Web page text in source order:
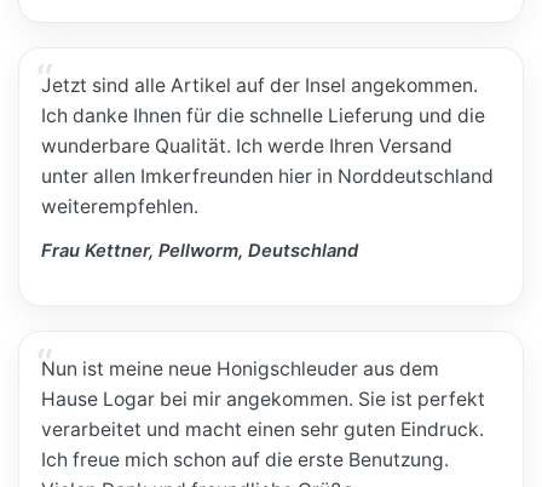
Jetzt sind alle Artikel auf der Insel angekommen.
Ich danke Ihnen für die schnelle Lieferung und die
wunderbare Qualität. Ich werde Ihren Versand
unter allen Imkerfreunden hier in Norddeutschland
weiterempfehlen.
Frau Kettner, Pellworm, Deutschland
Nun ist meine neue Honigschleuder aus dem
Hause Logar bei mir angekommen. Sie ist perfekt
verarbeitet und macht einen sehr guten Eindruck.
Ich freue mich schon auf die erste Benutzung.